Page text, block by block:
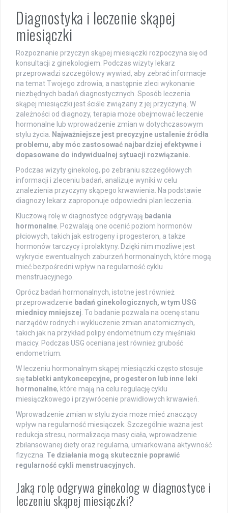
Diagnostyka i leczenie skąpej
miesiączki
Rozpoznanie przyczyn skąpej miesiączki rozpoczyna się od
konsultacji z ginekologiem. Podczas wizyty lekarz
przeprowadzi szczegółowy wywiad, aby zebrać informacje
na temat Twojego zdrowia, a następnie zleci wykonanie
niezbędnych badań diagnostycznych. Sposób leczenia
skąpej miesiączki jest ściśle związany z jej przyczyną. W
zależności od diagnozy, terapia może obejmować leczenie
hormonalne lub wprowadzenie zmian w dotychczasowym
stylu życia. Najważniejsze jest precyzyjne ustalenie źródła
problemu, aby móc zastosować najbardziej efektywne i
dopasowane do indywidualnej sytuacji rozwiązanie.
Podczas wizyty ginekolog, po zebraniu szczegółowych
informacji i zleceniu badań, analizuje wyniki w celu
znalezienia przyczyny skąpego krwawienia. Na podstawie
diagnozy lekarz zaproponuje odpowiedni plan leczenia.
Kluczową rolę w diagnostyce odgrywają badania
hormonalne. Pozwalają one ocenić poziom hormonów
płciowych, takich jak estrogeny i progesteron, a także
hormonów tarczycy i prolaktyny. Dzięki nim możliwe jest
wykrycie ewentualnych zaburzeń hormonalnych, które mogą
mieć bezpośredni wpływ na regularność cyklu
menstruacyjnego.
Oprócz badań hormonalnych, istotne jest również
przeprowadzenie badań ginekologicznych, w tym USG
miednicy mniejszej. To badanie pozwala na ocenę stanu
narządów rodnych i wykluczenie zmian anatomicznych,
takich jak na przykład polipy endometrium czy mięśniaki
macicy. Podczas USG oceniana jest również grubość
endometrium.
W leczeniu hormonalnym skąpej miesiączki często stosuje
siętabletki antykoncepcyjne, progesteron lub inne leki
hormonalne, które mają na celu regulację cyklu
miesiączkowego i przywrócenie prawidłowych krwawień.
Wprowadzenie zmian w stylu życia może mieć znaczący
wpływ na regularność miesiączek. Szczególnie ważna jest
redukcja stresu, normalizacja masy ciała, wprowadzenie
zbilansowanej diety oraz regularna, umiarkowana aktywność
fizyczna. Te działania mogą skutecznie poprawić
regularność cykli menstruacyjnych.
Jaką rolę odgrywa ginekolog w diagnostyce i
leczeniu skąpej miesiączki?